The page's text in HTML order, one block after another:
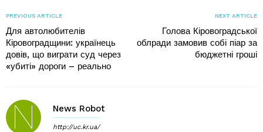
PREVIOUS ARTICLE
Для автолюбителів
Кіровоградщини: українець
довів, що виграти суд через
«убиті» дороги – реально
NEXT ARTICLE
Голова Кіровоградської
облради замовив собі піар за
бюджетні гроші
News Robot
http://uc.kr.ua/